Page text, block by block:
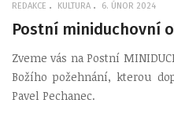
REDAKCE KULTURA 6. ÚNOR 2024
Postní miniduchovní
Zveme vás na Postní
Božího požehnání, kterou
Pavel Pechanec.